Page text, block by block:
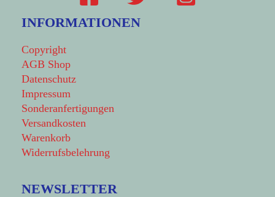
INFORMATIONEN
Copyright
AGB Shop
Datenschutz
Impressum
Sonderanfertigungen
Versandkosten
Warenkorb
Widerrufsbelehrung
NEWSLETTER